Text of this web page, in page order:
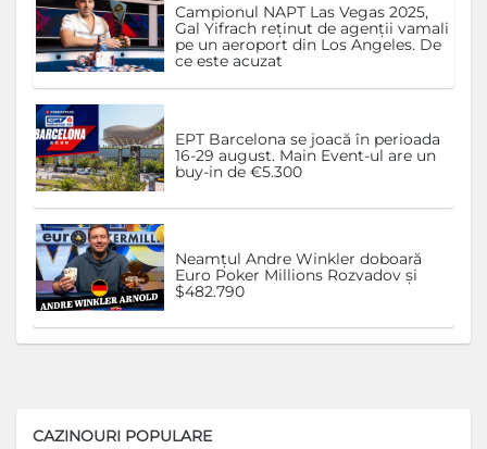
Campionul NAPT Las Vegas 2025,
Gal Yifrach reținut de agenții vamali
pe un aeroport din Los Angeles. De
ce este acuzat
EPT Barcelona se joacă în perioada
16-29 august. Main Event-ul are un
buy-in de €5.300
Neamțul Andre Winkler doboară
Euro Poker Millions Rozvadov și
$482.790
CAZINOURI POPULARE